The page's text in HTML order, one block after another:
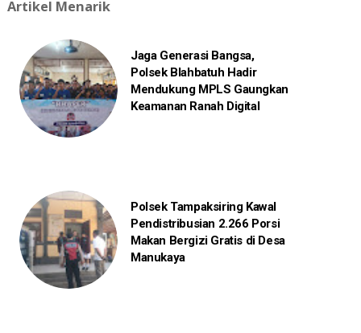
Artikel Menarik
Jaga Generasi Bangsa,
Polsek Blahbatuh Hadir
Mendukung MPLS Gaungkan
Keamanan Ranah Digital
Polsek Tampaksiring Kawal
Pendistribusian 2.266 Porsi
Makan Bergizi Gratis di Desa
Manukaya